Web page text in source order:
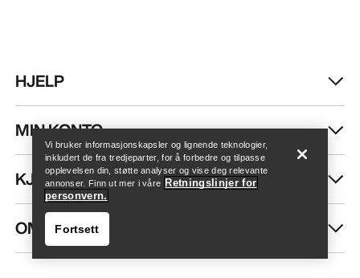
Finn butikk
HJELP
MIN KONTO
KJØP MER
OM OSS
Vi bruker informasjonskapsler og lignende teknologier,
inkludert de fra tredjeparter, for å forbedre og tilpasse
opplevelsen din, støtte analyser og vise deg relevante
annonser. Finn ut mer i våre Retningslinjer for
personvern.
Fortsett